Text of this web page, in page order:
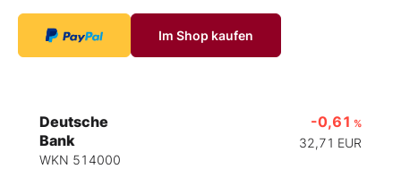
Im Shop kaufen
Deutsche
Bank
WKN 514000
-0,61 %
32,71 EUR